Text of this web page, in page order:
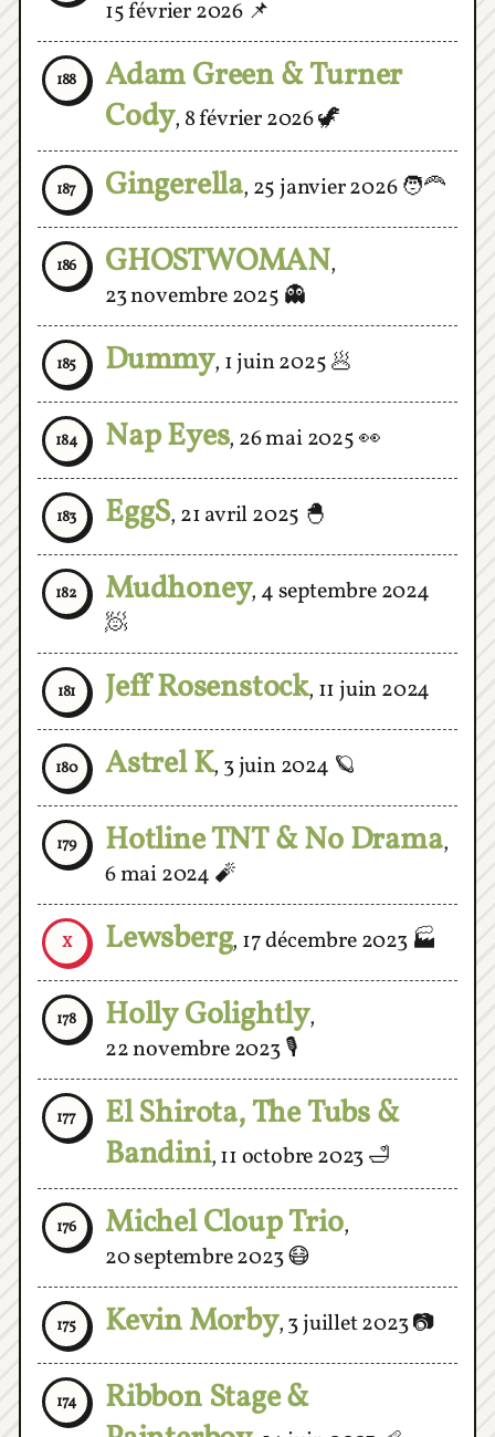
188
Adam Green & Turner
Cody,8 février 2026🦖
187 Gingerella,25 janvier 2026🧑‍🦰
186 GHOSTWOMAN,
23 novembre 2025👻
185 Dummy,1 juin 2025🥟
184 Nap Eyes,26 mai 2025👀
183 EggS,21 avril 2025🐣
182 Mudhoney,4 septembre 2024
🧖
181 Jeff Rosenstock,11 juin 2024
180 Astrel K,3 juin 2024🪐
179 Hotline TNT & No Drama,
6 mai 2024🧨
X Lewsberg,17 décembre 2023🏭
178 Holly Golightly,
22 novembre 2023🎙️
177
El Shirota, The Tubs &
Bandini,11 octobre 2023🛁
176 Michel Cloup Trio,
20 septembre 2023😷
175 Kevin Morby,3 juillet 2023📷
174
Ribbon Stage &
Painterboy,14 juin 2023